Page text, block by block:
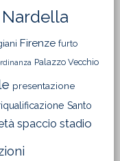
Firenze furto
Palazzo Vecchio
presentazione
Santo
spaccio stadio